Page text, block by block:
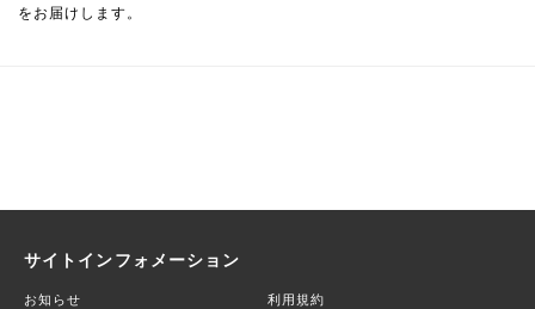
をお届けします。
サイトインフォメーション
お知らせ 利用規約